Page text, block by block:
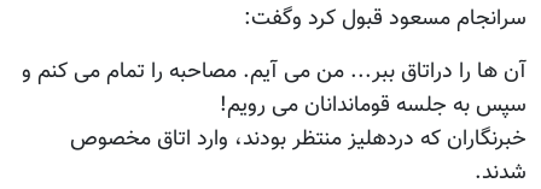
سرانجام مسعود قبول کرد وگفت:
آن ها را دراتاق ببر... من می آیم. مصاحبه را تمام می کنم و
سپس به جلسه قوماندانان می رویم!
خبرنگاران که دردهلیز منتظر بودند، وارد اتاق مخصوص
شدند.